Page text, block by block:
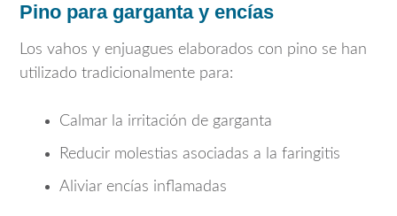
Pino para garganta y encías
Los vahos y enjuagues elaborados con pino se han
utilizado tradicionalmente para:
Calmar la irritación de garganta
Reducir molestias asociadas a la faringitis
Aliviar encías inflamadas